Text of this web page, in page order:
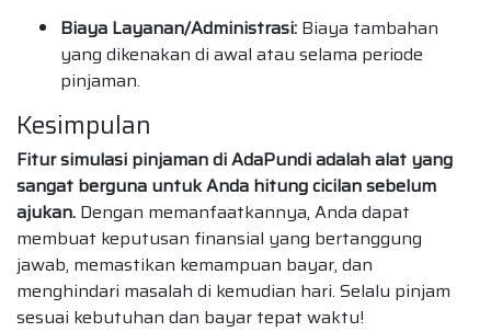
Biaya Layanan/Administrasi: Biaya tambahan
yang dikenakan di awal atau selama periode
pinjaman.
Kesimpulan
Fitur simulasi pinjaman di AdaPundi adalah alat yang
sangat berguna untuk Anda hitung cicilan sebelum
ajukan. Dengan memanfaatkannya, Anda dapat
membuat keputusan finansial yang bertanggung
jawab, memastikan kemampuan bayar, dan
menghindari masalah di kemudian hari. Selalu pinjam
sesuai kebutuhan dan bayar tepat waktu!